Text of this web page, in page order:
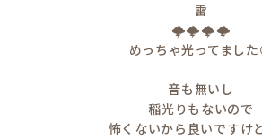
雷
🌩️🌩️🌩️🌩️
めっちゃ光ってました
音も無いし
稲光りもないので
怖くないから良いですけ